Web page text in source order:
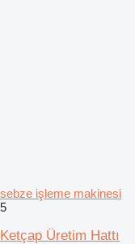
sebze işleme makinesi
5
Ketçap Üretim Hattı